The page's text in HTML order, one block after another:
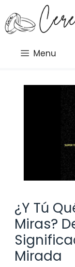
al
contenido
Menu
¿Y Tú
Miras?
Mirada